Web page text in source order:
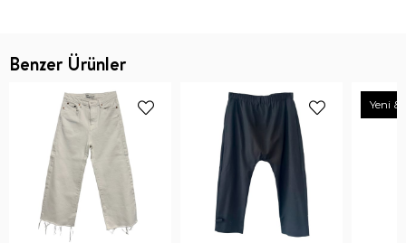
Benzer Ürünler
Yeni &